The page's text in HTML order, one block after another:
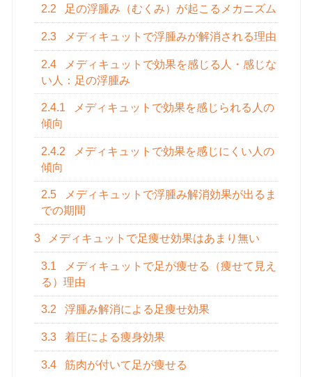
2.2 足の浮腫み（むくみ）が起こるメカニズム
2.3 メディキュットで浮腫みが解消される理由
2.4
メディキュットで効果を感じる人・感じな
い人：足の浮腫み
2.4.1
メディキュットで効果を感じられる人の
傾向
2.4.2
メディキュットで効果を感じにくい人の
傾向
2.5
メディキュットで浮腫み解消効果が出るま
での期間
3 メディキュットで足痩せ効果はあまり無い
3.1
メディキュットで足が痩せる（痩せて見え
る）理由
3.2 浮腫み解消による足痩せ効果
3.3 着圧による痩身効果
3.4 筋肉が付いて足が痩せる